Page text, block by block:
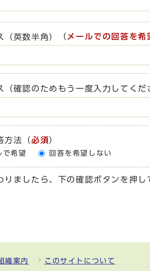
（英数半角） （ メールでの回答を
（確認のためもう一度入力してくだ
方法 （必須）
で希望 回答を希望しない
りましたら、下の確認ボタンを押し
織案内
このサイトについて